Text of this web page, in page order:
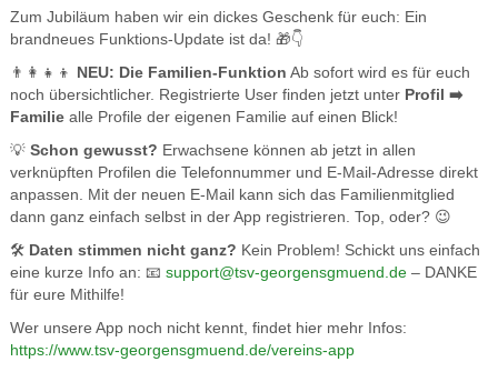
Zum Jubiläum haben wir ein dickes Geschenk für euch: Ein
brandneues Funktions-Update ist da! 🎁👇
👨‍👩‍👧‍👦 NEU: Die Familien-Funktion Ab sofort wird es für euch
noch übersichtlicher. Registrierte User finden jetzt unter Profil ➡️
Familiealle Profile der eigenen Familie auf einen Blick!
💡 Schon gewusst? Erwachsene können ab jetzt in allen
verknüpften Profilen die Telefonnummer und E-Mail-Adresse direkt
anpassen. Mit der neuen E-Mail kann sich das Familienmitglied
dann ganz einfach selbst in der App registrieren. Top, oder? 😉
🛠️ Daten stimmen nicht ganz? Kein Problem! Schickt uns einfach
eine kurze Info an: 📧 support@tsv-georgensgmuend.de– DANKE
für eure Mithilfe!
Wer unsere App noch nicht kennt, findet hier mehr Infos:
https://www.tsv-georgensgmuend.de/vereins-app